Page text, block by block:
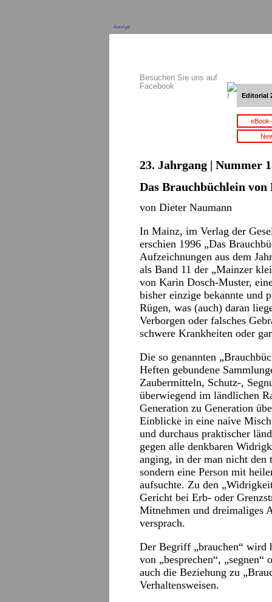
Anzeige
Besuchen Sie uns auf
Facebook
Editorial
23. Jahrgang | Nummer
Das Brauchbüchlein von
von Dieter Naumann
In Mainz, im Verlag der
erschien 1996 „Das
Aufzeichnungen aus dem
als Band 11 der „Mainzer
von Karin Dosch-Muster,
bisher einzige bekannte und
Rügen, was (auch) daran
Verborgen oder falsches
schwere Krankheiten oder
Die so genannten
Heften gebundene
Zaubermitteln, Schutz-,
überwiegend im ländlichen
Generation zu Generation
Einblicke in eine naive
und durchaus praktischer
gegen alle denkbaren
anging, in der man nicht
sondern eine Person mit
aufsuchte. Zu den
Gericht bei Erb- oder
Mitnehmen und dreimaliges
versprach.
Der Begriff „brauchen“ wird
von „besprechen“,
auch die Beziehung zu
Verhaltensweisen.